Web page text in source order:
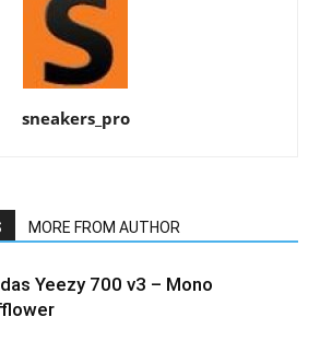
sneakers_pro
MORE FROM AUTHOR
Yeezy 700 v3 – Mono